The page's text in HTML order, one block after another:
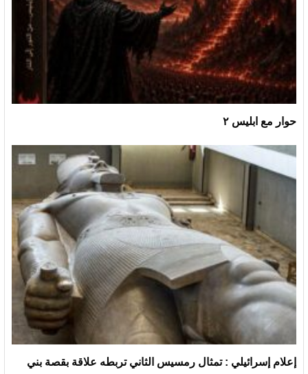
حوار مع ابليس ٢
إعلام إسرائيلي : تمثال رمسيس الثاني تربطه علاقة بقصة بني